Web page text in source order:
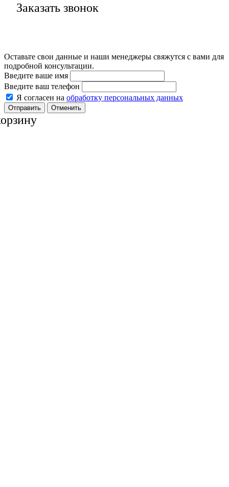
Заказать звонок
Оставьте свои данные и наши менеджеры свяжутся с вами для
подробной консультации.
Введите ваше имя
Введите ваш телефон
Я согласен на обработку персональных данных
Отменить